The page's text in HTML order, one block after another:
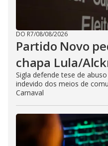
DO R7/08/08/2026
Partido Novo
chapa Lula/
Sigla defende tese de
indevido dos meios de
Carnaval